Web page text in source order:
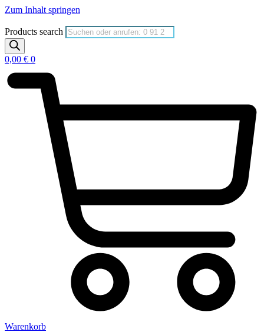
Zum Inhalt springen
Products search
0,00 € 0
Warenkorb